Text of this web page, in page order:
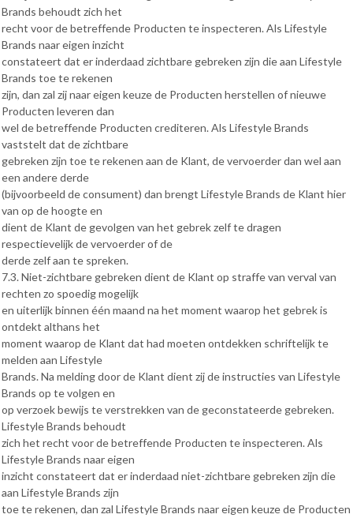
Brands behoudt zich het
recht voor de betreffende Producten te inspecteren. Als Lifestyle
Brands naar eigen inzicht
constateert dat er inderdaad zichtbare gebreken zijn die aan Lifestyle
Brands toe te rekenen
zijn, dan zal zij naar eigen keuze de Producten herstellen of nieuwe
Producten leveren dan
wel de betreffende Producten crediteren. Als Lifestyle Brands
vaststelt dat de zichtbare
gebreken zijn toe te rekenen aan de Klant, de vervoerder dan wel aan
een andere derde
(bijvoorbeeld de consument) dan brengt Lifestyle Brands de Klant hier
van op de hoogte en
dient de Klant de gevolgen van het gebrek zelf te dragen
respectievelijk de vervoerder of de
derde zelf aan te spreken.
7.3. Niet-zichtbare gebreken dient de Klant op straffe van verval van
rechten zo spoedig mogelijk
en uiterlijk binnen één maand na het moment waarop het gebrek is
ontdekt althans het
moment waarop de Klant dat had moeten ontdekken schriftelijk te
melden aan Lifestyle
Brands. Na melding door de Klant dient zij de instructies van Lifestyle
Brands op te volgen en
op verzoek bewijs te verstrekken van de geconstateerde gebreken.
Lifestyle Brands behoudt
zich het recht voor de betreffende Producten te inspecteren. Als
Lifestyle Brands naar eigen
inzicht constateert dat er inderdaad niet-zichtbare gebreken zijn die
aan Lifestyle Brands zijn
toe te rekenen, dan zal Lifestyle Brands naar eigen keuze de Producten